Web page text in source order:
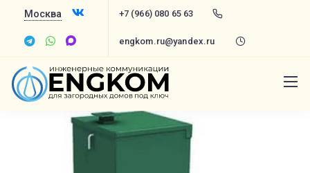
Москва +7 (966) 080 65 63
engkom.ru@yandex.ru